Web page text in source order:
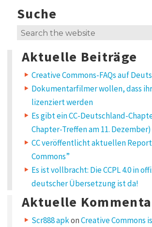
Suche
Search
Aktuelle Beiträge
Creative Commons-FAQs auf
Dokumentarfilmer wollen, dass
lizenziert werden
Es gibt ein CC-Deutschland-
Chapter-Treffen am 11. Dezember)
CC veröffentlicht aktuellen
Commons”
Es ist vollbracht: Die CCPL 4.0 in
deutscher Übersetzung ist da!
Aktuelle
Scr888 apkonCreative Commons